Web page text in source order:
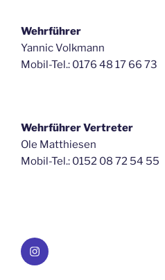
Wehrführer
Yannic Volkmann
Mobil-Tel.: 0176 48 17 66 73
Wehrführer Vertreter
Ole Matthiesen
Mobil-Tel.: 0152 08 72 54 55
Instagram